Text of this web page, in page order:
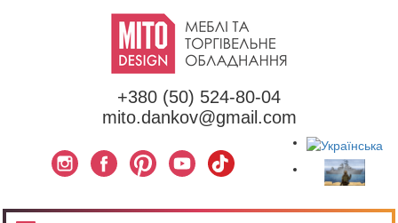
+380 (50) 524-80-04
mito.dankov@gmail.com